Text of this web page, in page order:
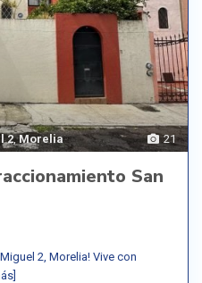
21
2,Morelia
San
2, Morelia! Vive con